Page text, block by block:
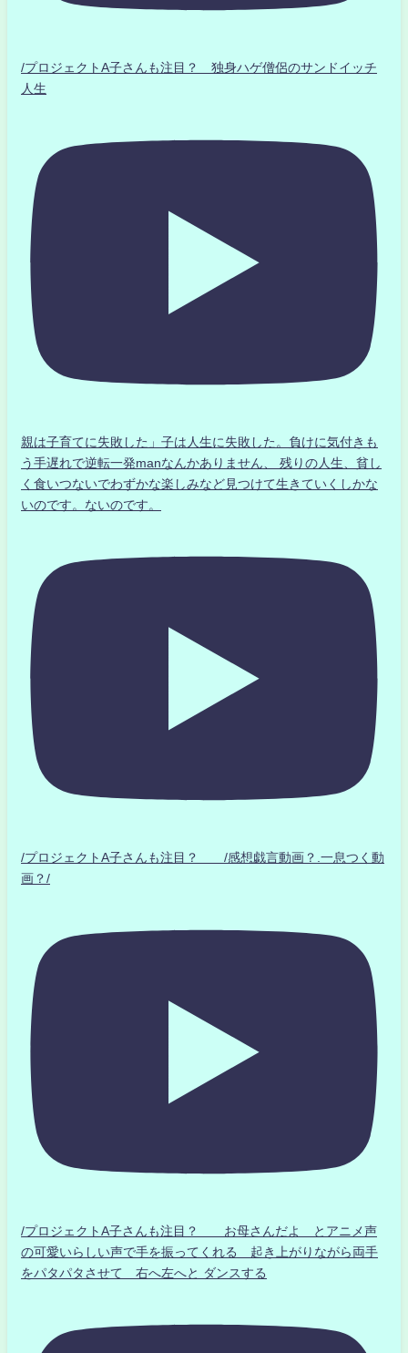
/プロジェクトA子さんも注目？ 独身ハゲ僧侶のサンドイッチ
人生
親は子育てに失敗した」子は人生に失敗した。負けに気付きも
う手遅れで逆転一発manなんかありません、 残りの人生、貧し
く食いつないでわずかな楽しみなど見つけて生きていくしかな
いのです。ないのです。
/プロジェクトA子さんも注目？ /感想戯言動画？.一息つく動
画？/
/プロジェクトA子さんも注目？ お母さんだよ とアニメ声
の可愛いらしい声で手を振ってくれる 起き上がりながら両手
をパタパタさせて 右へ左へと ダンスする